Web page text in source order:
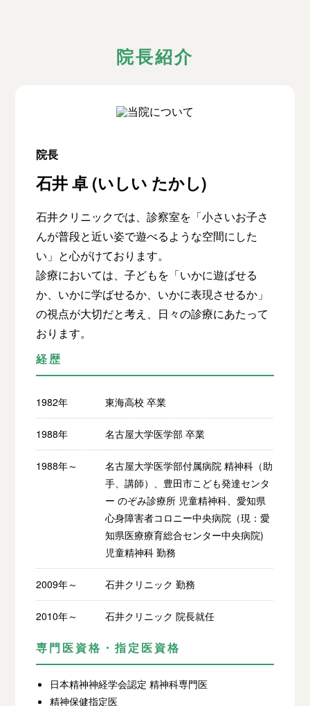
院長紹介
院長
石井 卓 (いしい たかし)
石井クリニックでは、診察室を「小さいお子さ
んが普段と近い姿で遊べるような空間にした
い」と心がけております。
診療においては、子どもを「いかに遊ばせる
か、いかに学ばせるか、いかに表現させるか」
の視点が大切だと考え、日々の診療にあたって
おります。
経歴
1982年 東海高校 卒業
1988年 名古屋大学医学部 卒業
1988年～
名古屋大学医学部付属病院 精神科（助
手、講師）、豊田市こども発達センタ
ー のぞみ診療所 児童精神科、愛知県
心身障害者コロニー中央病院（現：愛
知県医療療育総合センター中央病院)
児童精神科 勤務
2009年～ 石井クリニック 勤務
2010年～ 石井クリニック 院長就任
専門医資格・指定医資格
日本精神神経学会認定 精神科専門医
精神保健指定医